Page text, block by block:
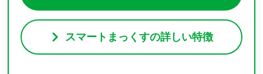
スマートまっくすの詳しい特徴